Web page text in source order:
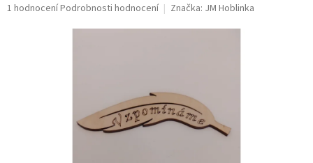
Průměrné
1 hodnoceníPodrobnosti hodnocení Značka: JM Hoblinka